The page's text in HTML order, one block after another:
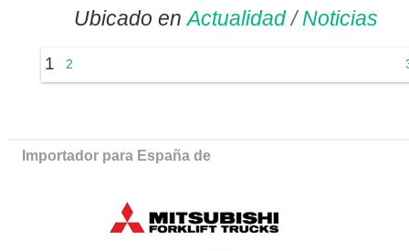
Ubicado en Actualidad / Noticias
1 2
Importador para España de